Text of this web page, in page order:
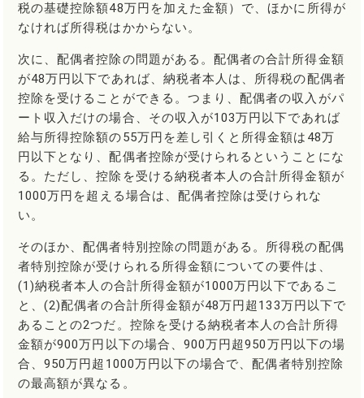
税の基礎控除額48万円を加えた金額）で、ほかに所得が
なければ所得税はかからない。
次に、配偶者控除の問題がある。配偶者の合計所得金額
が48万円以下であれば、納税者本人は、所得税の配偶者
控除を受けることができる。つまり、配偶者の収入がパ
ート収入だけの場合、その収入が103万円以下であれば
給与所得控除額の55万円を差し引くと所得金額は48万
円以下となり、配偶者控除が受けられるということにな
る。ただし、控除を受ける納税者本人の合計所得金額が
1000万円を超える場合は、配偶者控除は受けられな
い。
そのほか、配偶者特別控除の問題がある。所得税の配偶
者特別控除が受けられる所得金額についての要件は、
(1)納税者本人の合計所得金額が1000万円以下であるこ
と、(2)配偶者の合計所得金額が48万円超133万円以下で
あることの2つだ。控除を受ける納税者本人の合計所得
金額が900万円以下の場合、900万円超950万円以下の場
合、950万円超1000万円以下の場合で、配偶者特別控除
の最高額が異なる。